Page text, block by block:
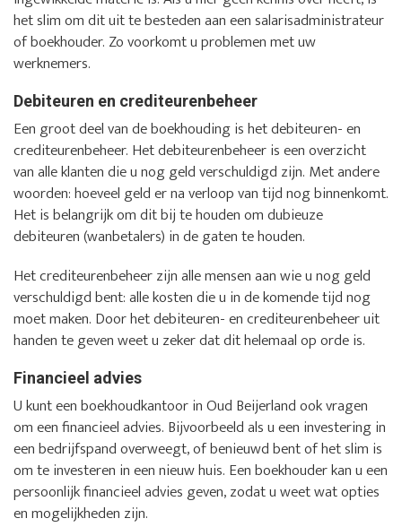
het slim om dit uit te besteden aan een salarisadministrateur
of boekhouder. Zo voorkomt u problemen met uw
werknemers.
Debiteuren en crediteurenbeheer
Een groot deel van de boekhouding is het debiteuren- en
crediteurenbeheer. Het debiteurenbeheer is een overzicht
van alle klanten die u nog geld verschuldigd zijn. Met andere
woorden: hoeveel geld er na verloop van tijd nog binnenkomt.
Het is belangrijk om dit bij te houden om dubieuze
debiteuren (wanbetalers) in de gaten te houden.
Het crediteurenbeheer zijn alle mensen aan wie u nog geld
verschuldigd bent: alle kosten die u in de komende tijd nog
moet maken. Door het debiteuren- en crediteurenbeheer uit
handen te geven weet u zeker dat dit helemaal op orde is.
Financieel advies
U kunt een boekhoudkantoor in Oud Beijerland ook vragen
om een financieel advies. Bijvoorbeeld als u een investering in
een bedrijfspand overweegt, of benieuwd bent of het slim is
om te investeren in een nieuw huis. Een boekhouder kan u een
persoonlijk financieel advies geven, zodat u weet wat opties
en mogelijkheden zijn.